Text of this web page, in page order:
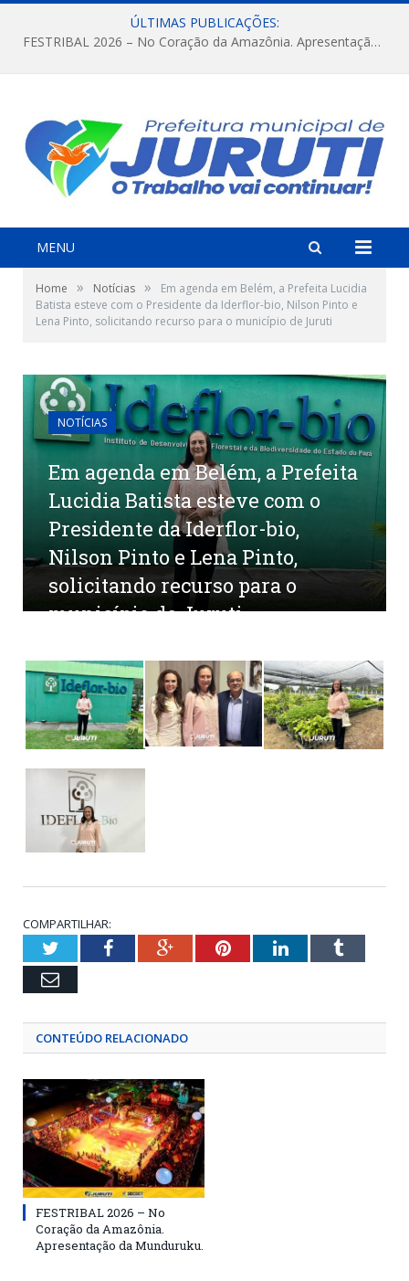
ÚLTIMAS PUBLICAÇÕES:
FESTRIBAL 2026 – No Coração da Amazônia. Apresentação da Munduruku.
MENU
Home » Notícias »
Em agenda em Belém, a Prefeita Lucidia
Batista esteve com o Presidente da Iderflor-bio, Nilson Pinto e
Lena Pinto, solicitando recurso para o município de Juruti
NOTÍCIAS
Em agenda em Belém, a Prefeita
Lucidia Batista esteve com o
Presidente da Iderflor-bio,
Nilson Pinto e Lena Pinto,
solicitando recurso para o
município de Juruti
COMENTÁRIOS
COMPARTILHAR:
TwitterFacebookGoogle+PinterestLinkedInTumblr
Email
CONTEÚDO RELACIONADO
FESTRIBAL 2026 – No
Coração da Amazônia.
Apresentação da Munduruku.